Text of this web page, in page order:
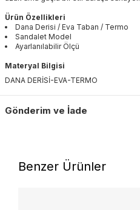
Ürün Özellikleri
Dana Derisi / Eva Taban / Termo
Sandalet Model
Ayarlanılabilir Ölçü
Materyal Bilgisi
DANA DERİSİ-EVA-TERMO
Gönderim ve İade
Benzer Ürünler